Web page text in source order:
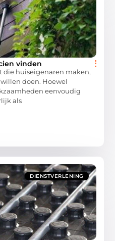
vinden
die huiseigenaren maken,
doen. Hoewel
eenvoudig
als
DIENSTVERLENING